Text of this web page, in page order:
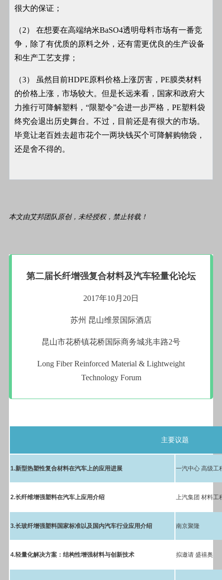
很大的保证；
（2） 在想要在高端纳米BaSO4透明母料市场有一番竞
争，除了有优质的原料之外，还有需更优良的生产设备
和生产工艺支撑；
（3） 虽然目前HDPE原料价格上涨厉害，PE膜类材料
的价格上涨，市场较大。但是长远来看，国家和政府大
力推行可降解塑料，“限塑令”会进一步严格，PE塑料袋
终究会退出历史舞台。不过，目前还是有很大的市场。
毕竟让老百姓去超市花个一两块钱买个可降解购物袋，
还是舍不得的。
本文由艾邦团队原创，未经授权，禁止转载！
第二届长纤增强复合材料及汽车轻量化论坛
2017年10月20日
苏州 昆山维景国际酒店
昆山市花桥镇花桥国际商务城兆丰路2号
Long Fiber Reinforced Material & Lightweight
Technology Forum
主要议题
1.新型热塑性复合材料在汽车上的应用进展 一汽中心 高级工
2.长纤维增强塑料在汽车上应用介绍 上汽集团 材料工
3.长玻纤增强塑料国家标准以及国内汽车行业应用介绍 南京聚隆
4.轻量化解决方案：结构性增强材料与创新技术 拟邀请 盛禧奥